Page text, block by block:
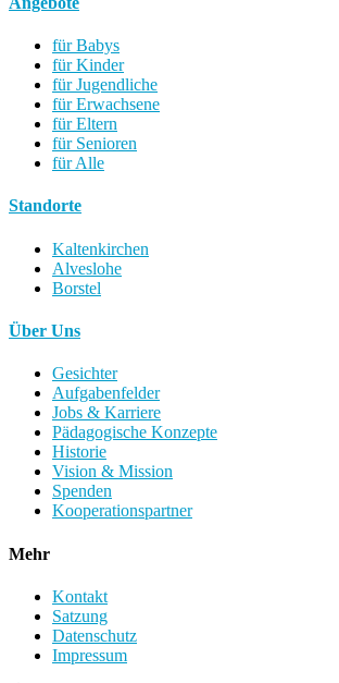
für Babys
für Kinder
für Jugendliche
für Erwachsene
für Eltern
für Senioren
für Alle
Standorte
Kaltenkirchen
Alveslohe
Borstel
Über Uns
Gesichter
Aufgabenfelder
Jobs & Karriere
Pädagogische Konzepte
Historie
Vision & Mission
Spenden
Kooperationspartner
Mehr
Kontakt
Satzung
Datenschutz
Impressum